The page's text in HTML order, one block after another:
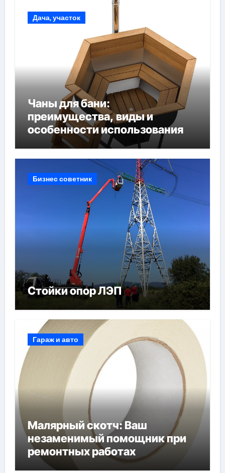
Дача, участок
Чаны для бани:
преимущества, виды и
особенности использования
Бизнес советник
Стойки опор ЛЭП
Гараж и авто
Малярный скотч: Ваш
незаменимый помощник при
ремонтных работах